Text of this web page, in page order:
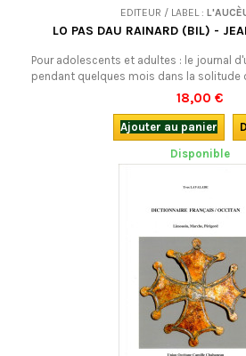
EDITEUR / LABEL :
LO PAS DAU RAINARD (BIL) -
Pour adolescents et adultes : le journal
pendant quelques mois dans la solitude
s'interroge sur la meilleure façon de
quand un petit visiteur inattendu
recherches... Bilingue occitan
18,00 €
Ajouter au panier
Disponible